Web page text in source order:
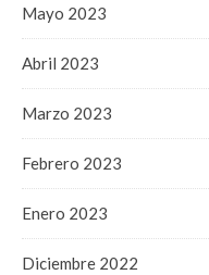
Mayo 2023
Abril 2023
Marzo 2023
Febrero 2023
Enero 2023
Diciembre 2022